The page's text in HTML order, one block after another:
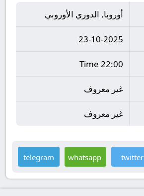
أوروبا, الدوري الأوروبي
23-10-2025
22:00 Time
غير معروف
غير معروف
twitter
whatsapp
telegram